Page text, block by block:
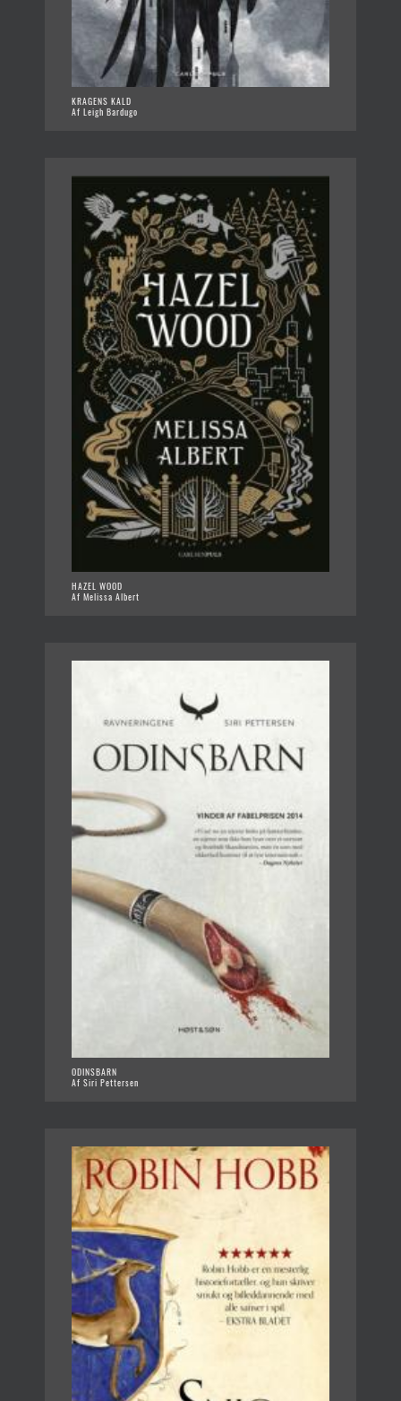
KRAGENS KALD
Af Leigh Bardugo
HAZEL WOOD
Af Melissa Albert
ODINSBARN
Af Siri Pettersen